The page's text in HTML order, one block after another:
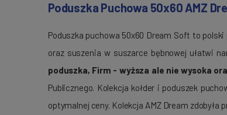
Poduszka Puchowa 50x60 AMZ
Poduszka puchowa 50x60 Dream Soft to
oraz suszenia w suszarce bębnowej ułatwi
poduszka, Firm - wyższa ale nie wysoka
Publicznego. Kolekcja kołder i poduszek
optymalnej ceny. Kolekcja AMZ Dream zdobyła